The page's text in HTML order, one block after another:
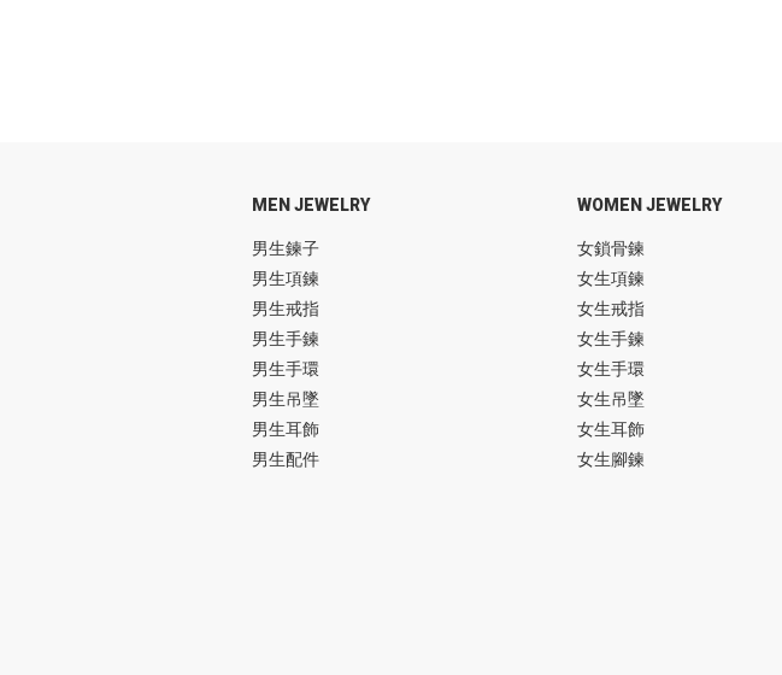
MEN JEWELRY
男生鍊子
男生項鍊
男生戒指
男生手鍊
男生手環
男生吊墜
男生耳飾
男生配件
WOMEN JEWELRY
女鎖骨鍊
女生項鍊
女生戒指
女生手鍊
女生手環
女生吊墜
女生耳飾
女生腳鍊